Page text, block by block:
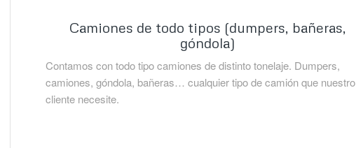
Camiones de todo tipos (dumpers, bañeras,
góndola)
Contamos con todo tipo camiones de distinto tonelaje. Dumpers,
camiones, góndola, bañeras… cualquier tipo de camión que nuestro
cliente necesite.